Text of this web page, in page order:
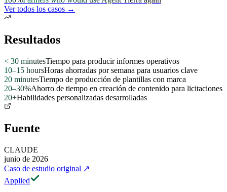
Ver todos los casos →
Resultados
< 30 minutesTiempo para producir informes operativos
10–15 hoursHoras ahorradas por semana para usuarios clave
20 minutesTiempo de producción de plantillas con marca
20–30%Ahorro de tiempo en creación de contenido para licitaciones
20+Habilidades personalizadas desarrolladas
Fuente
CLAUDE
junio de 2026
Caso de estudio original ↗
Applied